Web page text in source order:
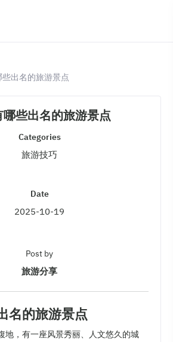
出名的旅游景点
些出名的旅游景点
Categories
旅游技巧
Date
2025-10-19
Post by
旅游分享
名的旅游景点
地，有一座风景秀丽、人文悠久的城